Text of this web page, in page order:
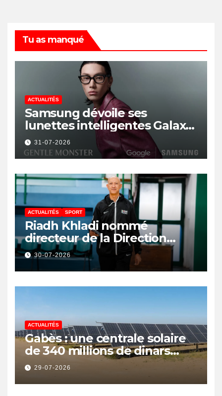
Tu as manqué
ACTUALITÉS
Samsung dévoile ses
lunettes intelligentes Galaxy
avec IA et Gemini
31-07-2026
ACTUALITÉS SPORT
Riadh Khladi nommé
directeur de la Direction
Nationale de l’Arbitrage
30-07-2026
ACTUALITÉS
Gabès : une centrale solaire
de 340 millions de dinars
pour renforcer la transition
énergétique et créer 400
emplois
29-07-2026